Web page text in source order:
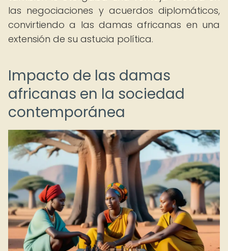
las negociaciones y acuerdos diplomáticos,
convirtiendo a las damas africanas en una
extensión de su astucia política.
Impacto de las damas
africanas en la sociedad
contemporánea